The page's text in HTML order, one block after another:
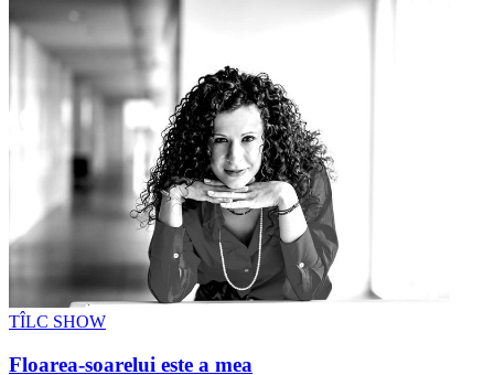
TÎLC SHOW
Floarea-soarelui este a mea